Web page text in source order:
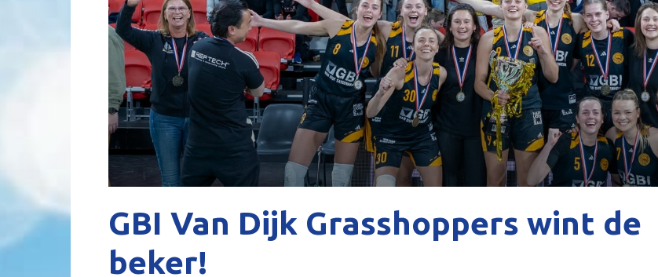
GBI Van Dijk Grasshoppers wint de
beker!